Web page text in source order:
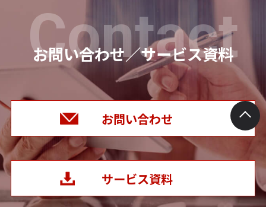
お問い合わせ／サービス資料
Contact
お問い合わせ
サービス資料